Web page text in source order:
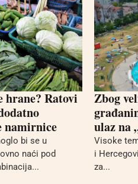
hrane? Ratovi
namirnice
bi se u
naći pod
Zbog
ulaz na
Visoke
i
za...